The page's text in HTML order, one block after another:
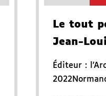
Le tout
Jean-
Éditeur :
2022